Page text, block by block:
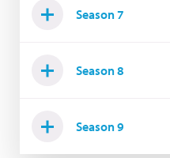
Season 7
Season 8
Season 9